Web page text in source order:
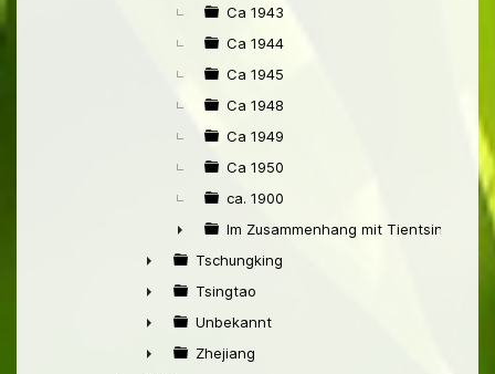
Ca 1943
Ca 1944
Ca 1945
Ca 1948
Ca 1949
Ca 1950
ca. 1900
►
Im Zusammenhang mit Tientsin
►
Tschungking
►
Tsingtao
►
Unbekannt
Zhejiang